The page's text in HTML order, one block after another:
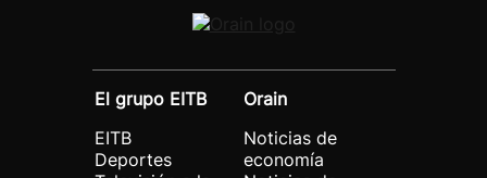
El grupo EITB
EITB
Deportes
Orain
Noticias de
economía